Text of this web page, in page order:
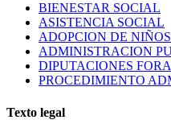
BIENESTAR SOCIAL
ASISTENCIA SOCIAL
ADOPCION DE NIÑOS
ADMINISTRACION
DIPUTACIONES
PROCEDIMIENTO
Texto legal